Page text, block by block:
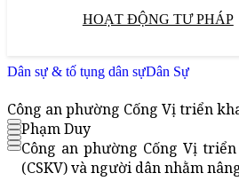
HOẠT ĐỘNG TƯ PHÁP
Dân sự & tố tụng dân sựDân Sự
Công an phường Cống Vị triển
Phạm Duy
Công an phường Cống Vị
(CSKV) và người dân nhằm